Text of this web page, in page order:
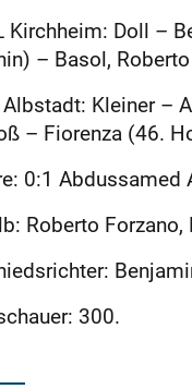
Kirchheim: Doll –
– Basol,
Albstadt: Kleiner –
– Fiorenza (46.
0:1 Abdussamed
Roberto
300.